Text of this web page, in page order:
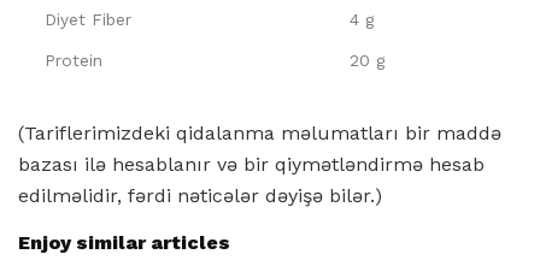
Diyet Fiber 4 g
Protein 20 g
(Tariflerimizdeki qidalanma məlumatları bir maddə
bazası ilə hesablanır və bir qiymətləndirmə hesab
edilməlidir, fərdi nəticələr dəyişə bilər.)
Enjoy similar articles